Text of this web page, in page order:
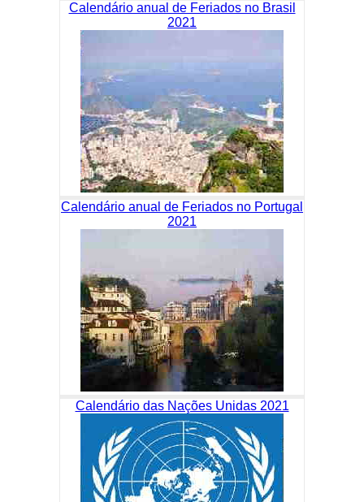
Calendário anual de Feriados no Brasil
2021
Calendário anual de Feriados no Portugal
2021
Calendário das Nações Unidas 2021